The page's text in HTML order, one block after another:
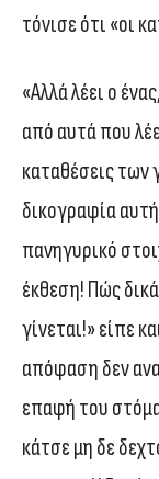
τόνισε ότι «οι
«Αλλά λέει ο
από αυτά που
καταθέσεις των
δικογραφία
πανηγυρικό
έκθεση! Πώς
γίνεται!» είπε
απόφαση δεν
επαφή του
κάτσε μη δε